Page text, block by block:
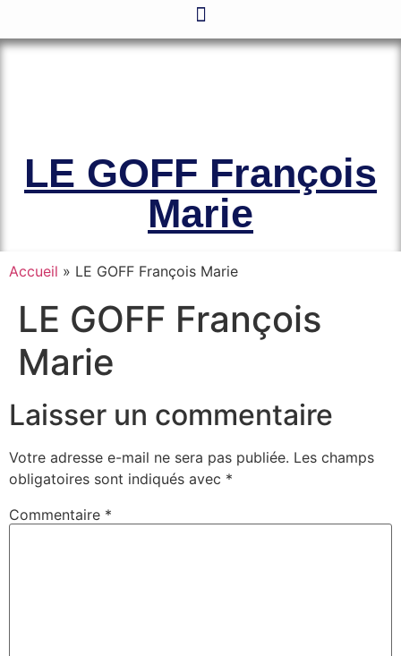
LE GOFF François
Marie
Accueil » LE GOFF François Marie
LE GOFF François
Marie
Laisser un commentaire
Votre adresse e-mail ne sera pas publiée. Les champs
obligatoires sont indiqués avec *
Commentaire *